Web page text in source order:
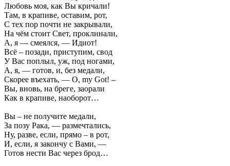
Любовь моя, как Вы кричали!
Там, в крапиве, оставим, рот,
С тех пор почти не закрывали,
На чём стоит Свет, проклинали,
А, я — смеялся, — Идиот!
Всё – позади, приступим, свод
У Вас поплыл, уж, под ногами,
А, я, — готов, и, без медали,
Скорее въехать, — О, my Got! –
Вы, вновь, на бреге, заорали
Как в крапиве, наоборот…
Вы – не получите медали,
За позу Рака, — размечтались,
Ну, разве, если, прямо – в рот,
И, если, я закончу с Вами, —
Готов нести Вас через брод…